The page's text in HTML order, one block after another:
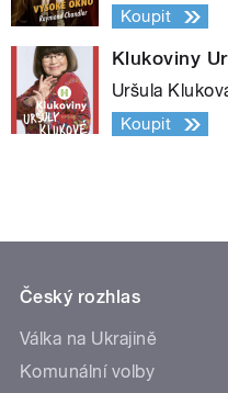
Koupit
Klukoviny
Uršula
Koupit
Český rozhlas
Válka na Ukrajině
Komunální volby